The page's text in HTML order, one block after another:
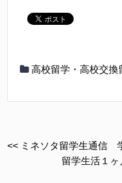
高校留学・高校交換
<< ミネソタ留学生通信
留学生活１